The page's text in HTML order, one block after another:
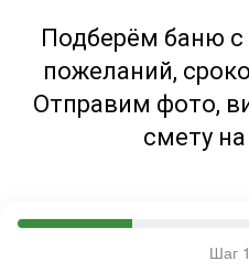
Подберём баню
пожеланий,
Отправим фото,
смету
Шаг